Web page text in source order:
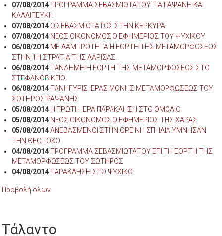
07/08/2014 ΠΡΟΓΡΑΜΜΑ ΣΕΒΑΣΜΙΩΤΑΤΟΥ ΓΙΑ ΡΑΨΑΝΗ ΚΑΙ
ΚΑΛΛΙΠΕΥΚΗ
07/08/2014 Ο ΣΕΒΑΣΜΙΩΤΑΤΟΣ ΣΤΗΝ ΚΕΡΚΥΡΑ
07/08/2014 ΝΕΟΣ ΟΙΚΟΝΟΜΟΣ Ο ΕΦΗΜΕΡΙΟΣ ΤΟΥ ΨΥΧΙΚΟΥ.
06/08/2014 ΜΕ ΛΑΜΠΡΟΤΗΤΑ Η ΕΟΡΤΗ ΤΗΣ ΜΕΤΑΜΟΡΦΩΣΕΩΣ
ΣΤΗΝ 1Η ΣΤΡΑΤΙΑ ΤΗΣ ΛΑΡΙΣΑΣ.
06/08/2014 ΠΑΝΔΗΜΗ Η ΕΟΡΤΗ ΤΗΣ ΜΕΤΑΜΟΡΦΩΣΕΩΣ ΣΤΟ
ΣΤΕΦΑΝΟΒΙΚΕΙΟ
06/08/2014 ΠΑΝΗΓΥΡΙΣ ΙΕΡΑΣ ΜΟΝΗΣ ΜΕΤΑΜΟΡΦΩΣΕΩΣ ΤΟΥ
ΣΩΤΗΡΟΣ ΡΑΨΑΝΗΣ
05/08/2014 Η ΠΡΩΤΗ ΙΕΡΑ ΠΑΡΑΚΛΗΣΗ ΣΤΟ ΟΜΟΛΙΟ
05/08/2014 ΝΕΟΣ ΟΙΚΟΝΟΜΟΣ Ο ΕΦΗΜΕΡΙΟΣ ΤΗΣ ΧΑΡΑΣ
05/08/2014 ΑΝΕΒΑΣΜΕΝΟΙ ΣΤΗΝ ΟΡΕΙΝΗ ΣΠΗΛΙΑ ΥΜΝΗΣΑΝ
ΤΗΝ ΘΕΟΤΟΚΟ
04/08/2014 ΠΡΟΓΡΑΜΜΑ ΣΕΒΑΣΜΙΩΤΑΤΟΥ ΕΠΙ ΤΗ ΕΟΡΤΗ ΤΗΣ
ΜΕΤΑΜΟΡΦΩΣΕΩΣ ΤΟΥ ΣΩΤΗΡΟΣ
04/08/2014 ΠΑΡΑΚΛΗΣΗ ΣΤΟ ΨΥΧΙΚΟ
Προβολή όλων
Τάλαντο